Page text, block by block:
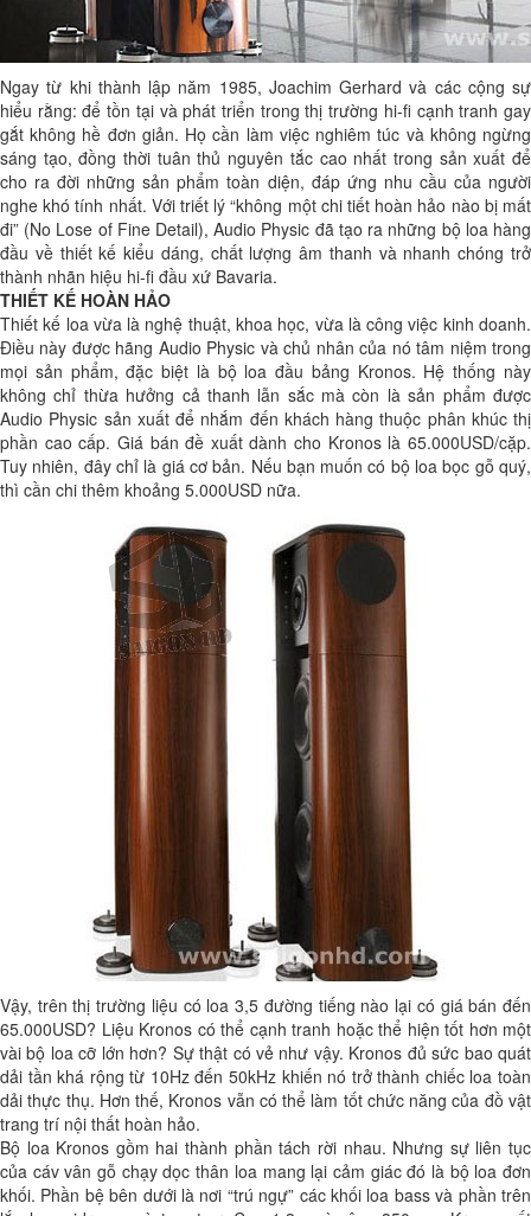
Ngay từ khi thành lập năm 1985, Joachim Gerhard và các cộng sự
hiểu rằng: để tồn tại và phát triển trong thị trường hi-fi cạnh tranh gay
gắt không hề đơn giản. Họ cần làm việc nghiêm túc và không ngừng
sáng tạo, đồng thời tuân thủ nguyên tắc cao nhất trong sản xuất để
cho ra đời những sản phẩm toàn diện, đáp ứng nhu cầu của người
nghe khó tính nhất. Với triết lý “không một chi tiết hoàn hảo nào bị mất
đi” (No Lose of Fine Detail), Audio Physic đã tạo ra những bộ loa hàng
đầu về thiết kế kiểu dáng, chất lượng âm thanh và nhanh chóng trở
thành nhãn hiệu hi-fi đầu xứ Bavaria.
THIẾT KẾ HOÀN HẢO
Thiết kế loa vừa là nghệ thuật, khoa học, vừa là công việc kinh doanh.
Điều này được hãng Audio Physic và chủ nhân của nó tâm niệm trong
mọi sản phẩm, đặc biệt là bộ loa đầu bảng Kronos. Hệ thống này
không chỉ thừa hưởng cả thanh lẫn sắc mà còn là sản phẩm được
Audio Physic sản xuất để nhắm đến khách hàng thuộc phân khúc thị
phần cao cấp. Giá bán đề xuất dành cho Kronos là 65.000USD/cặp.
Tuy nhiên, đây chỉ là giá cơ bản. Nếu bạn muốn có bộ loa bọc gỗ quý,
thì cần chi thêm khoảng 5.000USD nữa.
Vậy, trên thị trường liệu có loa 3,5 đường tiếng nào lại có giá bán đến
65.000USD? Liệu Kronos có thể cạnh tranh hoặc thể hiện tốt hơn một
vài bộ loa cỡ lớn hơn? Sự thật có vẻ như vậy. Kronos đủ sức bao quát
dải tần khá rộng từ 10Hz đến 50kHz khiến nó trở thành chiếc loa toàn
dải thực thụ. Hơn thế, Kronos vẫn có thể làm tốt chức năng của đồ vật
trang trí nội thất hoàn hảo.
Bộ loa Kronos gồm hai thành phần tách rời nhau. Nhưng sự liên tục
của cáv vân gỗ chạy dọc thân loa mang lại cảm giác đó là bộ loa đơn
khối. Phần bệ bên dưới là nơi “trú ngự” các khối loa bass và phần trên